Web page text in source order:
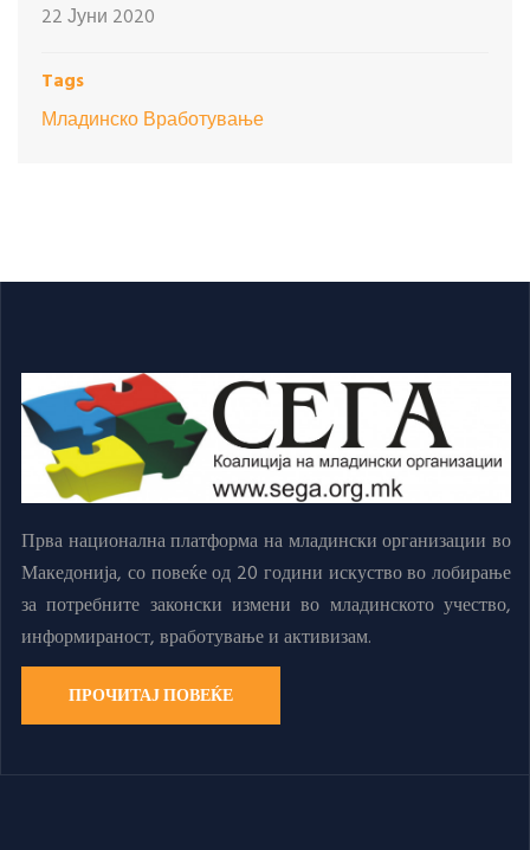
22 Јуни 2020
Tags
Младинско Вработување
Прва национална платформа на младински организации во
Македонија, со повеќе од 20 години искуство во лобирање
за потребните законски измени во младинското учество,
информираност, вработување и активизам.
ПРОЧИТАЈ ПОВЕЌЕ